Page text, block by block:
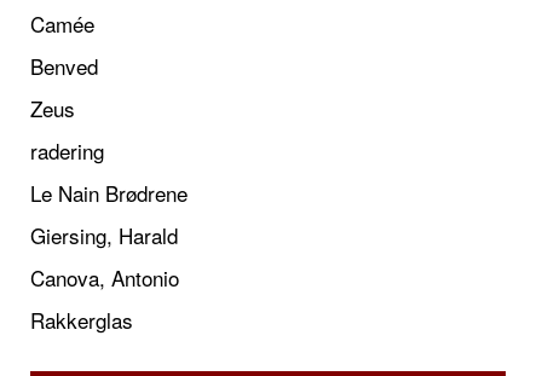
Camée
Benved
Zeus
radering
Le Nain Brødrene
Giersing, Harald
Canova, Antonio
Rakkerglas